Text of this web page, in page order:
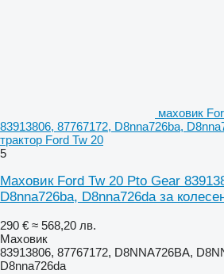
маховик
83913806, 87767172, D8nna726ba,
трактор Ford Tw 20
5
Маховик Ford Tw 20 Pto Gear
D8nna726ba, D8nna726da за
290 € ≈ 568,20 лв.
Маховик
83913806, 87767172, D8NNA726BA,
D8nna726da